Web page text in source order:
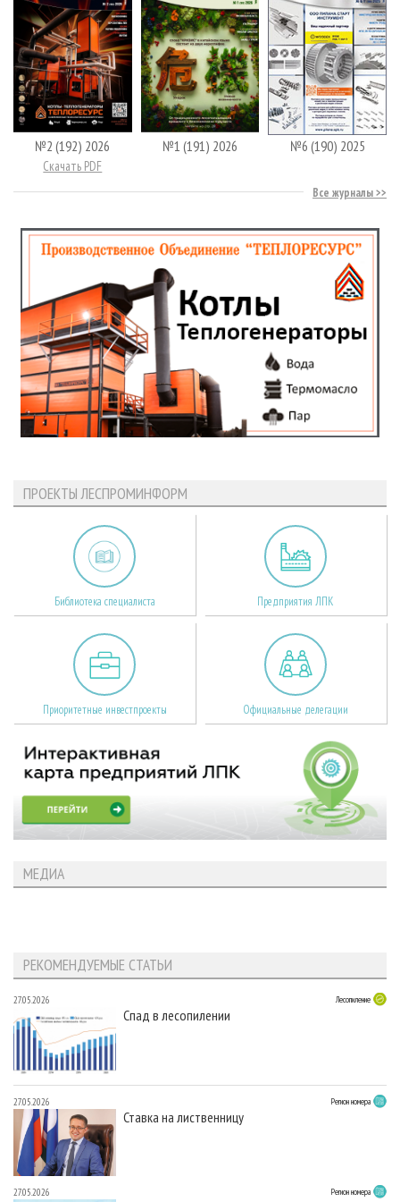
№2 (192) 2026
Скачать PDF
№1 (191) 2026 №6 (190) 2025
Все журналы
ПРОЕКТЫ ЛЕСПРОМИНФОРМ
Библиотека специалиста Предприятия ЛПК
Приоритетные инвестпроекты Официальные делегации
МЕДИА
РЕКОМЕНДУЕМЫЕ СТАТЬИ
27.05.2026 Лесопиление
Спад в лесопилении
27.05.2026 Регион номера
Ставка на лиственницу
27.05.2026 Регион номера